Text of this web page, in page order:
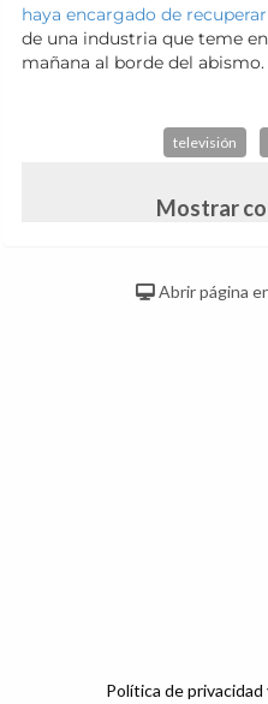
haya encargado de
de una industria que teme
mañana al borde del abismo.
televisión
Mostrar
Abrir página
Política de privacidad